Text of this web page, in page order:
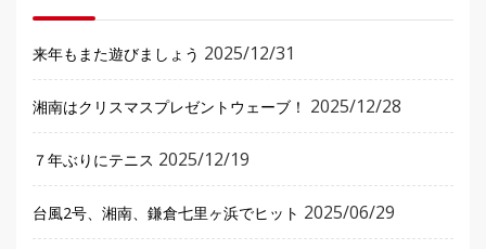
来年もまた遊びましょう 2025/12/31
湘南はクリスマスプレゼントウェーブ！ 2025/12/28
７年ぶりにテニス 2025/12/19
台風2号、湘南、鎌倉七里ヶ浜でヒット 2025/06/29